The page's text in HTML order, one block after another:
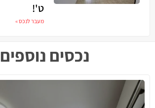
ט'!
מעבר לנכס »
נכסים נוספים